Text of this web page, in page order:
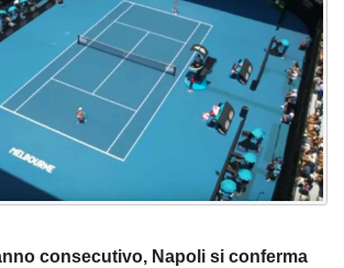
consecutivo, Napoli si conferma